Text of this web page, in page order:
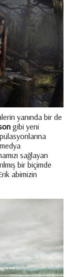
yanında bir de
gibi yeni
sağlayan
bir biçimde
abimizin